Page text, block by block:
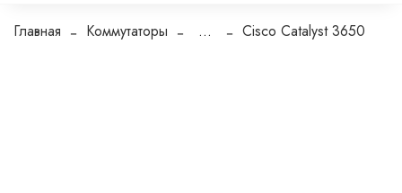
Главная Коммутаторы ... Cisco Catalyst 3650